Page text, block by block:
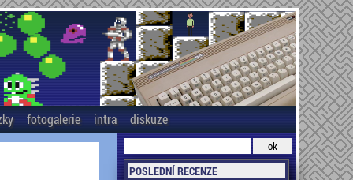
fotogalerie intra diskuze
POSLEDNÍ RECENZE